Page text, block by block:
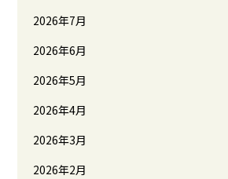
2026年7月
2026年6月
2026年5月
2026年4月
2026年3月
2026年2月